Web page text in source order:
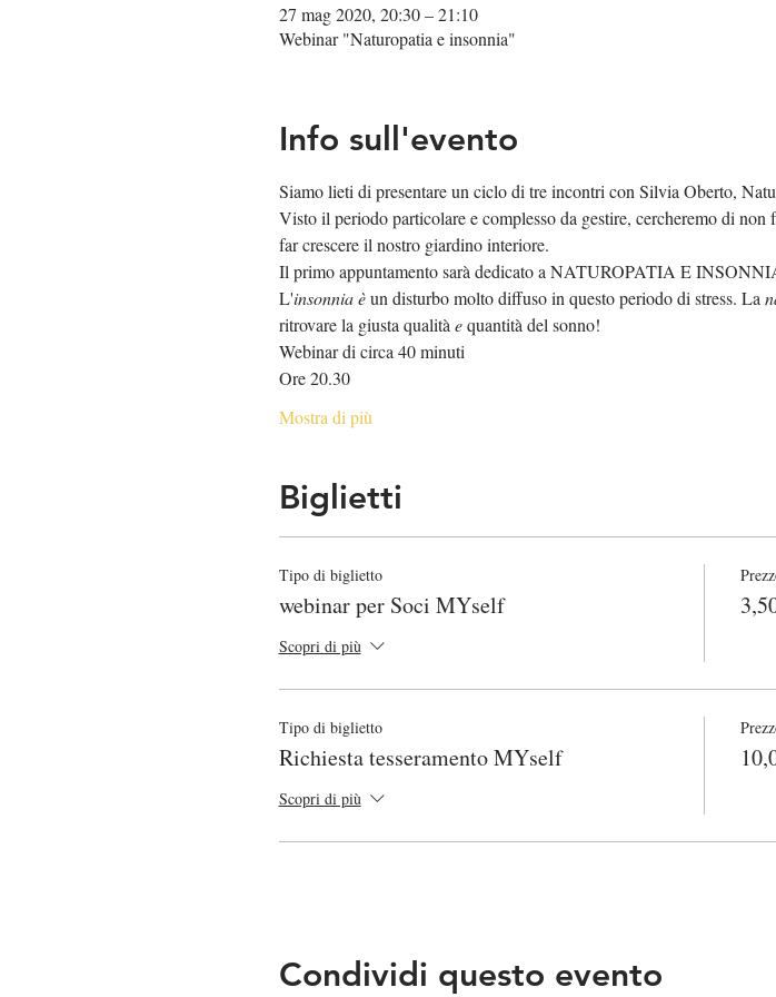
27 mag 2020, 20:30 – 21:10
Webinar "Naturopatia e insonnia"
Info sull'evento
Siamo lieti di presentare un ciclo di tre incontri con Silvia Oberto,
Visto il periodo particolare e complesso da gestire, cercheremo di
far crescere il nostro giardino interiore.
Il primo appuntamento sarà dedicato a NATUROPATIA E
L'insonnia è un disturbo molto diffuso in questo periodo di stress. La
ritrovare la giusta qualità e quantità del sonno!
Webinar di circa 40 minuti
Ore 20.30
Mostra di più
Biglietti
Tipo di biglietto
webinar per Soci MYself
Scopri di più
Tipo di biglietto
Richiesta tesseramento MYself
Scopri di più
Condividi questo evento